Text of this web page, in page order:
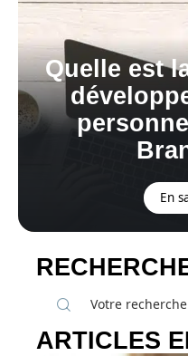
Quelle est
En
ARTICLES